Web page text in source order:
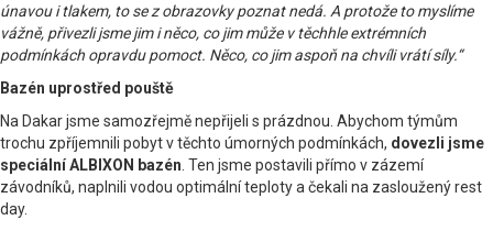
únavou i tlakem, to se z obrazovky poznat nedá. A protože to myslíme
vážně, přivezli jsme jim i něco, co jim může v těchhle extrémních
podmínkách opravdu pomoct. Něco, co jim aspoň na chvíli vrátí síly.“
Bazén uprostřed pouště
Na Dakar jsme samozřejmě nepřijeli s prázdnou. Abychom týmům
trochu zpříjemnili pobyt v těchto úmorných podmínkách, dovezli jsme
speciální ALBIXON bazén . Ten jsme postavili přímo v zázemí
závodníků, naplnili vodou optimální teploty a čekali na zasloužený rest
day.